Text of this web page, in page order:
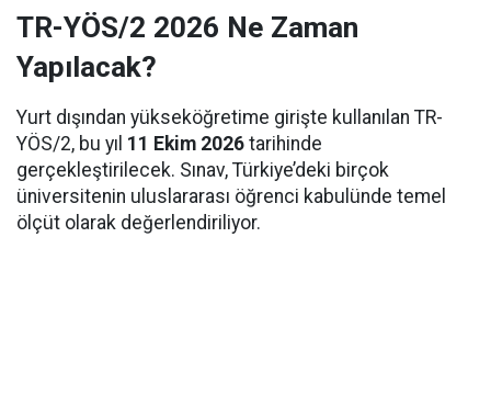
TR-YÖS/2 2026 Ne Zaman
Yapılacak?
Yurt dışından yükseköğretime girişte kullanılan TR-
YÖS/2, bu yıl 11 Ekim 2026 tarihinde
gerçekleştirilecek. Sınav, Türkiye’deki birçok
üniversitenin uluslararası öğrenci kabulünde temel
ölçüt olarak değerlendiriliyor.